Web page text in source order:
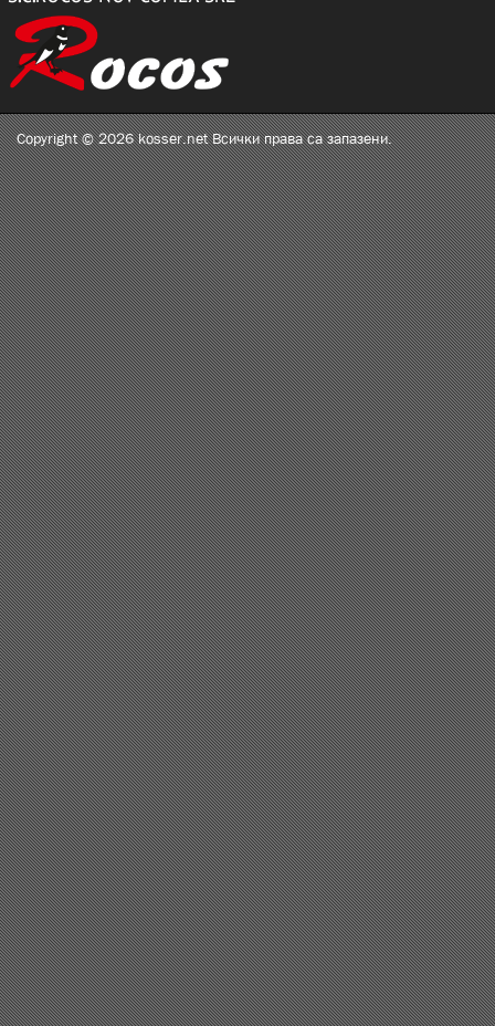
Copyright © 2026 kosser.net Всички права са запазени.